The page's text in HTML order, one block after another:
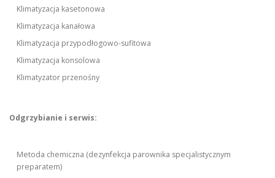
Klimatyzacja kasetonowa
Klimatyzacja kanałowa
Klimatyzacja przypodłogowo-sufitowa
Klimatyzacja konsolowa
Klimatyzator przenośny
Odgrzybianie i serwis:
Metoda chemiczna (dezynfekcja parownika specjalistycznym
preparatem)